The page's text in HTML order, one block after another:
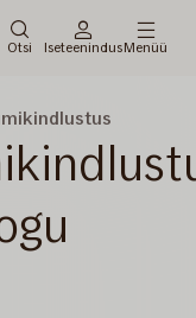
Otsi IseteenindusMenüü